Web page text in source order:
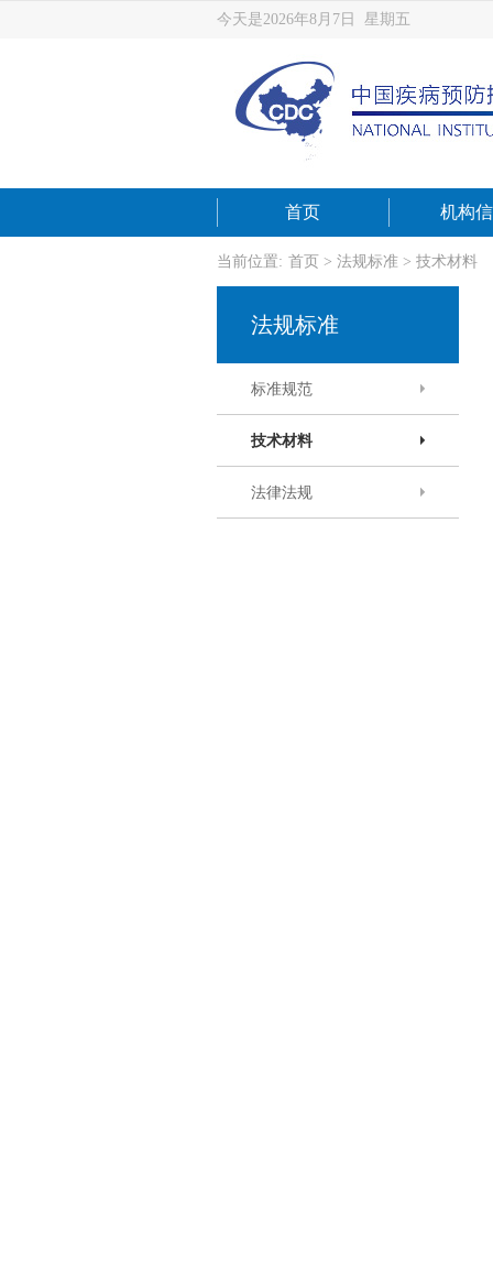
今天是2026年8月7日 星期五
首页 机构
当前位置: 首页 > 法规标准> 技术材料
法规标准
标准规范
技术材料
法律法规